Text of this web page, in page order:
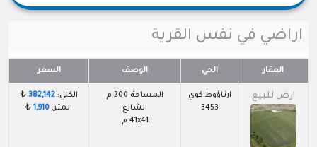
اراضي في نفس القرية
العقار الحي الوصف السعر
ارض للبيع
ارناؤوط كوي
3453
المساحة 200 م
الشارع
41x41 م
الكلي:382,142
₺
المتر: 1,910
₺